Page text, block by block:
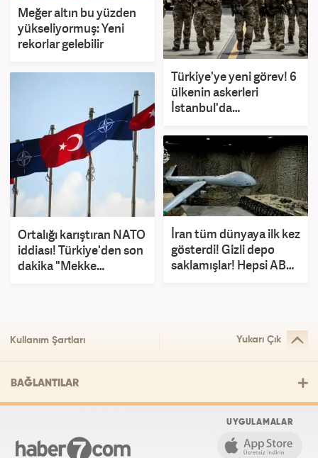
Meğer altın bu yüzden
yükseliyormuş: Yeni
rekorlar gelebilir
Türkiye'ye yeni görev! 6
ülkenin askerleri
İstanbul'da
duyuruldu
Ortalığı karıştıran NATO
iddiası! Türkiye'den son
dakika "Mekke
İran tüm dünyaya ilk kez
gösterdi! Gizli depo
saklamışlar! Hepsi ABD
Kullanım Şartları Yukarı Çık
BAĞLANTILAR
UYGULAMALAR